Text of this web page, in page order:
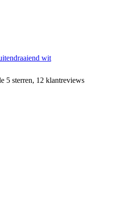
wit
5 sterren, 12 klantreviews